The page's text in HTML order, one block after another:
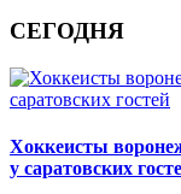
СЕГОДНЯ
Хоккеисты
у саратовских